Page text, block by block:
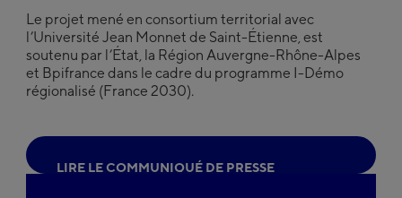
Le projet mené en consortium territorial avec
l’Université Jean Monnet de Saint-Étienne, est
soutenu par l’État, la Région Auvergne-Rhône-Alpes
et Bpifrance dans le cadre du programme I-Démo
régionalisé (France 2030).
LIRE LECOMMUNIQUÉ DE PRESSE